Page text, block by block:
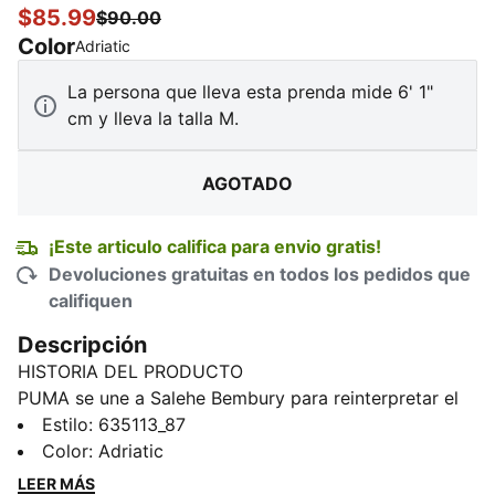
$85.99$90.00
ColorAdriatic
La persona que lleva esta prenda mide 6' 1"
cm y lleva la talla M.
AGOTADO
¡Este articulo califica para envio gratis!
Devoluciones gratuitas en todos los pedidos que
califiquen
Descripción
HISTORIA DEL PRODUCTO
PUMA se une a Salehe Bembury para reinterpretar el
estilo de los días de partido a través de su
perspectiva única: estampados elegantes, detalles
cuidados y un punto de vista inconfundiblemente
Estilo: 635113_87
Color: Adriatic
LEER MÁS